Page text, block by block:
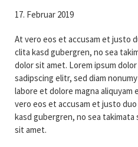
17. Februar 2019
At vero eos et accusam et justo
clita kasd gubergren, no sea
dolor sit amet. Lorem ipsum
sadipscing elitr, sed diam
labore et dolore magna aliquyam
vero eos et accusam et justo
kasd gubergren, no sea
sit amet.